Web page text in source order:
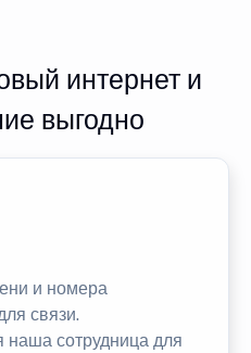
интернет и
выгодно
и номера
связи.
сотрудница для